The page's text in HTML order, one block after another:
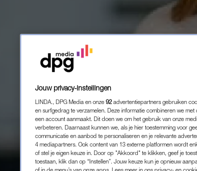
Jouw privacy-instellingen
LINDA., DPG Media en onze 92 advertentiepartners gebruiken
en surfgedrag te verzamelen. Deze informatie combineren we
een account aanmaakt. Dit doen we om het gebruik van onze
verbeteren. Daarnaast kunnen we, als je hier toestemming voor
communicatie en aanbod te personaliseren en je relevante
4 mediapartners. Ook content van 13 externe platformen wordt
of stel je eigen keuze in. Door op "Akkoord" te klikken, geef je
toestaan, klik dan op “Instellen”. Jouw keuze kun je opnieuw